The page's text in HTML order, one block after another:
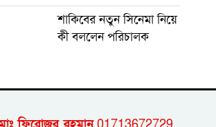
শাকিবের নতুন সিনেমা নিয়ে
কী বললেন পরিচালক